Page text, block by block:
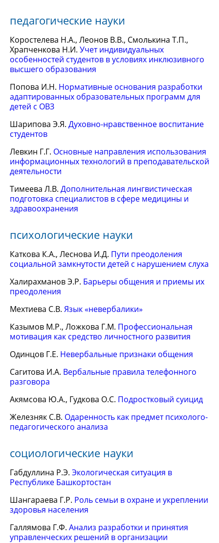
педагогические науки
Коростелева Н.А., Леонов В.В., Смолькина Т.П.,
Храпченкова Н.И. Учет индивидуальных
особенностей студентов в условиях инклюзивного
высшего образования
Попова И.Н. Нормативные основания разработки
адаптированных образовательных программ для
детей с ОВЗ
Шарипова Э.Я. Духовно-нравственное воспитание
студентов
Левкин Г.Г. Основные направления использования
информационных технологий в преподавательской
деятельности
Тимеева Л.В. Дополнительная лингвистическая
подготовка специалистов в сфере медицины и
здравоохранения
психологические науки
Каткова К.А., Леснова И.Д. Пути преодоления
социальной замкнутости детей с нарушением слуха
Халирахманов Э.Р. Барьеры общения и приемы их
преодоления
Мехтиева С.В. Язык «невербалики»
Казымов М.Р., Ложкова Г.М. Профессиональная
мотивация как средство личностного развития
Одинцов Г.Е. Невербальные признаки общения
Сагитова И.А. Вербальные правила телефонного
разговора
Акямсова Ю.А., Гудкова О.С. Подростковый суицид
Железняк С.В. Одаренность как предмет психолого-
педагогического анализа
социологические науки
Габдуллина Р.Э. Экологическая ситуация в
Республике Башкортостан
Шангараева Г.Р. Роль семьи в охране и укреплении
здоровья населения
Галлямова Г.Ф. Анализ разработки и принятия
управленческих решений в организации